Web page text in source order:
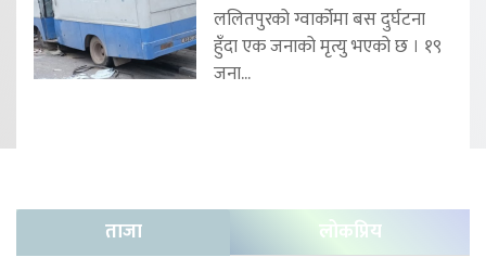
ललितपुरको ग्वार्कोमा बस दुर्घटना
हुँदा एक जनाको मृत्यु भएको छ । १९
जना...
ताजा लोकप्रिय